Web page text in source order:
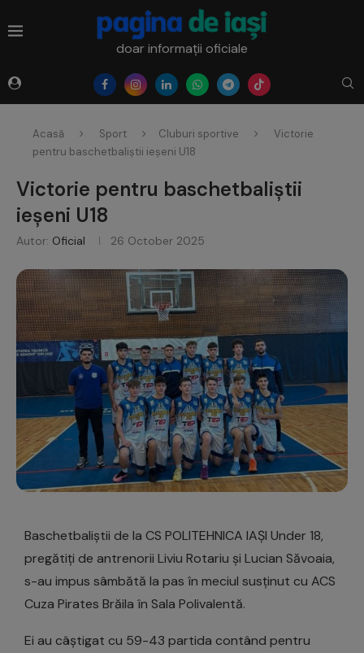
doar informații oficiale
Acasă Sport Cluburi sportive
Victorie
pentru baschetbaliștii ieșeni U18
Victorie pentru baschetbaliștii
ieșeni U18
Autor: Oficial 26 October 2025
Baschetbaliștii de la CS POLITEHNICA IAȘI Under 18,
pregătiți de antrenorii Liviu Rotariu și Lucian Săvoaia,
s-au impus sâmbătă la pas în meciul susținut cu ACS
Cuza Pirates Brăila în Sala Polivalentă.
Ei au câștigat cu 59-43 partida contând pentru